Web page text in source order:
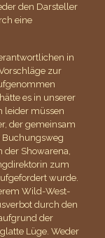
den Darsteller
eine
in
zur
es in unserer
leider müssen
der gemeinsam
der Showarena,
zum
wurde.
Wild-West-
durch den
der
Lüge. Weder